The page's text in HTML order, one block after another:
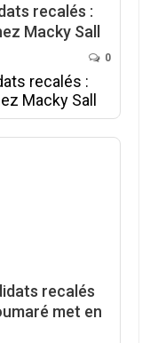
recalés :
Macky Sall
0
recalés :
Macky Sall
recalés
met en